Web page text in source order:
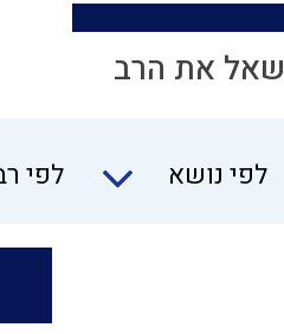
שאל את הרב
לפי נושא
לפי